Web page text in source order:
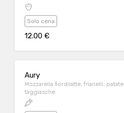
Solo cena
12.00 €
Aury
Mozzarella fiordilatte, friarielli,
taggiasche